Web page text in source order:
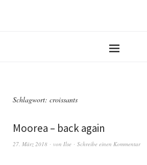
Schlagwort: croissants
Moorea – back again
27. März 2018 von Ilse Schreibe einen Kommentar